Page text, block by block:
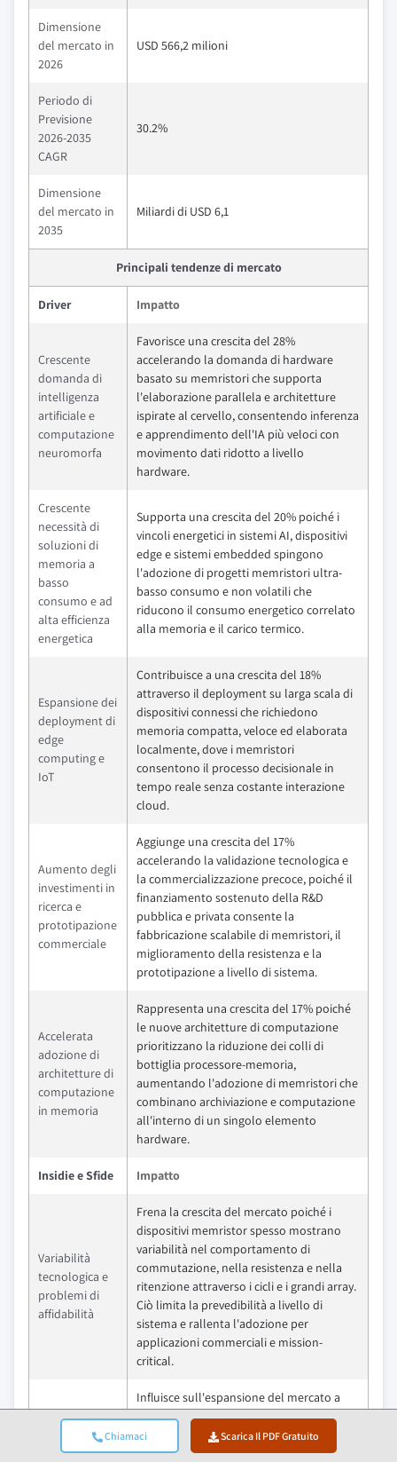
Chiamaci Scarica Il PDF Gratuito
Dimensione
del mercato in
2026
USD 566,2 milioni
Periodo di
Previsione
2026-2035
CAGR
30.2%
Dimensione
del mercato in
2035
Miliardi di USD 6,1
Principali tendenze di mercato
Driver Impatto
Crescente
domanda di
intelligenza
artificiale e
computazione
neuromorfa
Favorisce una crescita del 28%
accelerando la domanda di hardware
basato su memristori che supporta
l'elaborazione parallela e architetture
ispirate al cervello, consentendo inferenza
e apprendimento dell'IA più veloci con
movimento dati ridotto a livello
hardware.
Crescente
necessità di
soluzioni di
memoria a
basso
consumo e ad
alta efficienza
energetica
Supporta una crescita del 20% poiché i
vincoli energetici in sistemi AI, dispositivi
edge e sistemi embedded spingono
l'adozione di progetti memristori ultra-
basso consumo e non volatili che
riducono il consumo energetico correlato
alla memoria e il carico termico.
Espansione dei
deployment di
edge
computing e
IoT
Contribuisce a una crescita del 18%
attraverso il deployment su larga scala di
dispositivi connessi che richiedono
memoria compatta, veloce ed elaborata
localmente, dove i memristori
consentono il processo decisionale in
tempo reale senza costante interazione
cloud.
Aumento degli
investimenti in
ricerca e
prototipazione
commerciale
Aggiunge una crescita del 17%
accelerando la validazione tecnologica e
la commercializzazione precoce, poiché il
finanziamento sostenuto della R&D
pubblica e privata consente la
fabbricazione scalabile di memristori, il
miglioramento della resistenza e la
prototipazione a livello di sistema.
Accelerata
adozione di
architetture di
computazione
in memoria
Rappresenta una crescita del 17% poiché
le nuove architetture di computazione
prioritizzano la riduzione dei colli di
bottiglia processore-memoria,
aumentando l'adozione di memristori che
combinano archiviazione e computazione
all'interno di un singolo elemento
hardware.
Insidie e Sfide Impatto
Variabilità
tecnologica e
problemi di
affidabilità
Frena la crescita del mercato poiché i
dispositivi memristor spesso mostrano
variabilità nel comportamento di
commutazione, nella resistenza e nella
ritenzione attraverso i cicli e i grandi array.
Ciò limita la prevedibilità a livello di
sistema e rallenta l'adozione per
applicazioni commerciali e mission-
critical.
Maturità di
produzione
Influisce sull'espansione del mercato a
causa delle sfide nel ridimensionamento
della fabbricazione dei memristor
utilizzando processi semiconduttori